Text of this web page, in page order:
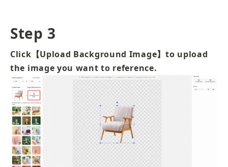
Step 3
Click【Upload Background Image】to upload
the image you want to reference.